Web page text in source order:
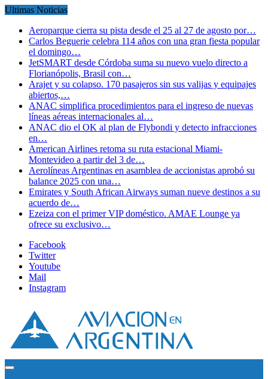
Ultimas Noticias
Aeroparque cierra su pista desde el 25 al 27 de agosto por…
Carlos Beguerie celebra 114 años con una gran fiesta popular
el domingo…
JetSMART desde Córdoba suma su nuevo vuelo directo a
Florianópolis, Brasil con…
Arajet y su colapso. 170 pasajeros sin sus valijas y equipajes
abiertos,…
ANAC simplifica procedimientos para el ingreso de nuevas
líneas aéreas internacionales al…
ANAC dio el OK al plan de Flybondi y detecto infracciones
en…
American Airlines retoma su ruta estacional Miami-
Montevideo a partir del 3 de…
Aerolíneas Argentinas en asamblea de accionistas aprobó su
balance 2025 con una…
Emirates y South African Airways suman nueve destinos a su
acuerdo de…
Ezeiza con el primer VIP doméstico. AMAE Lounge ya
ofrece su exclusivo…
Facebook
Twitter
Youtube
Mail
Instagram